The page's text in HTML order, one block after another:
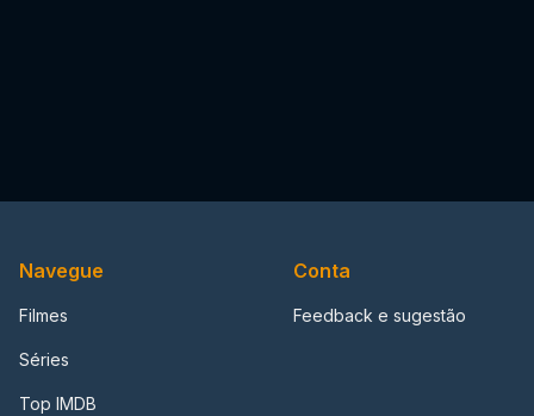
Navegue
Filmes
Séries
Top IMDB
Conta
Feedback e sugestão